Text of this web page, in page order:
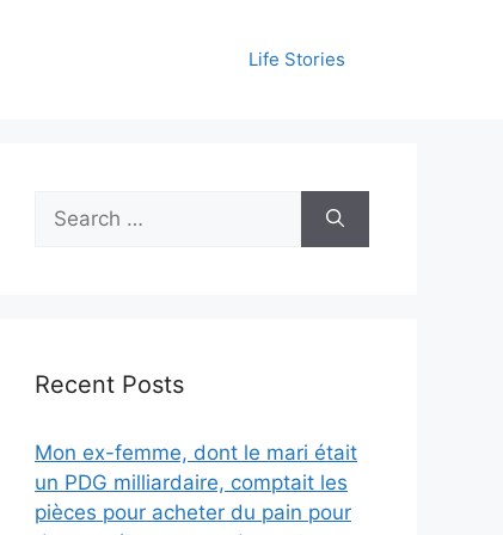
Life Stories
Search
for:
Recent Posts
Mon ex-femme, dont le mari était
un PDG milliardaire, comptait les
pièces pour acheter du pain pour